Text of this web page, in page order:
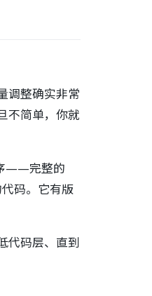
调整确实非常
不简单，你就
——完整的
码。它有版
代码层、直到